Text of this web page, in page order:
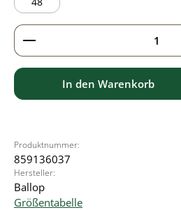
Produkt Anzahl: Gib den
In den Warenkorb
Produktnummer:
859136037
Hersteller:
Ballop
Größentabelle